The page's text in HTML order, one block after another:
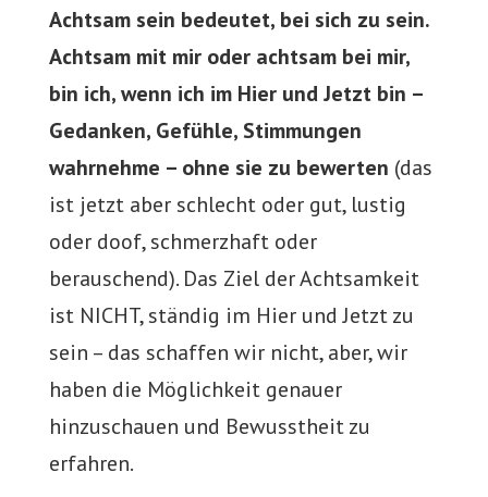
Achtsam sein bedeutet, bei sich zu sein.
Achtsam mit mir oder achtsam bei mir,
bin ich, wenn ich im Hier und Jetzt bin –
Gedanken, Gefühle, Stimmungen
wahrnehme – ohne sie zu bewerten (das
ist jetzt aber schlecht oder gut, lustig
oder doof, schmerzhaft oder
berauschend). Das Ziel der Achtsamkeit
ist NICHT, ständig im Hier und Jetzt zu
sein – das schaffen wir nicht, aber, wir
haben die Möglichkeit genauer
hinzuschauen und Bewusstheit zu
erfahren.